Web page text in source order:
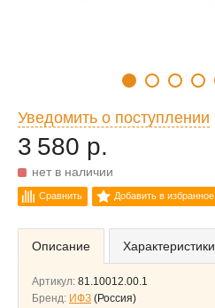
Уведомить о поступлении
3 580 р.
нет в наличии
Сравнить Добавить в избранное
Описание Характеристики
Артикул: 81.10012.00.1
Бренд: ИФЗ (Россия)